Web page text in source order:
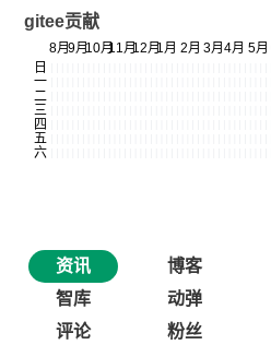
gitee贡献
资讯 博客
智库
动弹
评论
粉丝